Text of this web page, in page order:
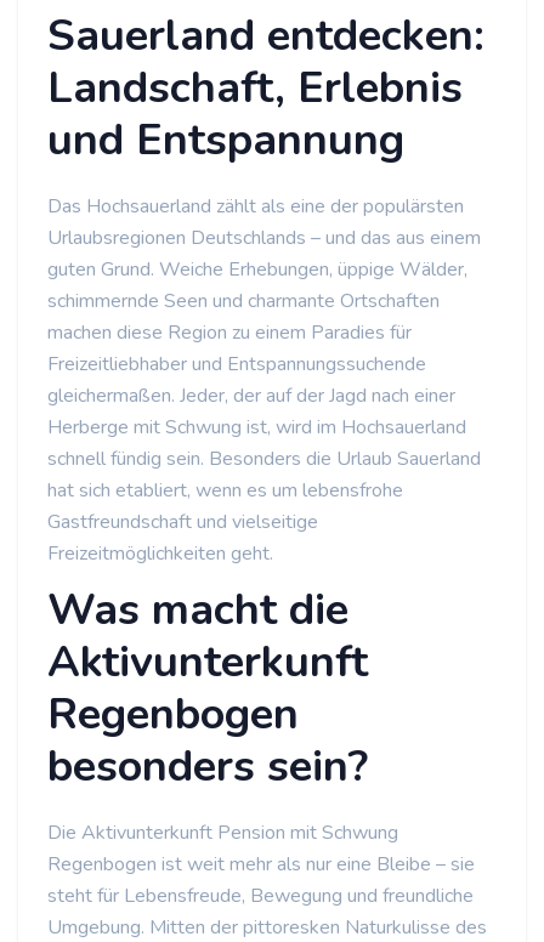
Sauerland entdecken:
Landschaft, Erlebnis
und Entspannung
Das Hochsauerland zählt als eine der populärsten
Urlaubsregionen Deutschlands – und das aus einem
guten Grund. Weiche Erhebungen, üppige Wälder,
schimmernde Seen und charmante Ortschaften
machen diese Region zu einem Paradies für
Freizeitliebhaber und Entspannungssuchende
gleichermaßen. Jeder, der auf der Jagd nach einer
Herberge mit Schwung ist, wird im Hochsauerland
schnell fündig sein. Besonders die Urlaub Sauerland
hat sich etabliert, wenn es um lebensfrohe
Gastfreundschaft und vielseitige
Freizeitmöglichkeiten geht.
Was macht die
Aktivunterkunft
Regenbogen
besonders sein?
Die Aktivunterkunft Pension mit Schwung
Regenbogen ist weit mehr als nur eine Bleibe – sie
steht für Lebensfreude, Bewegung und freundliche
Umgebung. Mitten der pittoresken Naturkulisse des